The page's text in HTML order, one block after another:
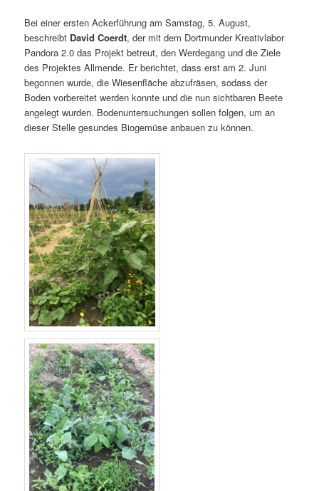
Bei einer ersten Ackerführung am Samstag, 5. August,
beschreibt David Coerdt, der mit dem Dortmunder Kreativlabor
Pandora 2.0 das Projekt betreut, den Werdegang und die Ziele
des Projektes Allmende. Er berichtet, dass erst am 2. Juni
begonnen wurde, die Wiesenfläche abzufräsen, sodass der
Boden vorbereitet werden konnte und die nun sichtbaren Beete
angelegt wurden. Bodenuntersuchungen sollen folgen, um an
dieser Stelle gesundes Biogemüse anbauen zu können.